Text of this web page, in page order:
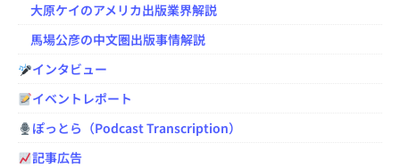
大原ケイのアメリカ出版業界解説
馬場公彦の中文圏出版事情解説
インタビュー
イベントレポート
ぽっとら（Podcast Transcription）
記事広告